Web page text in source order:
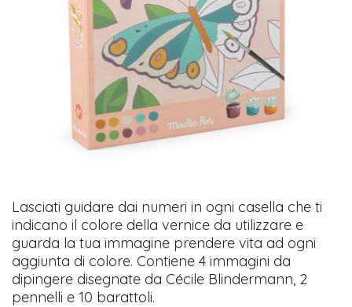
Lasciati guidare dai numeri in ogni casella che ti
indicano il colore della vernice da utilizzare e
guarda la tua immagine prendere vita ad ogni
aggiunta di colore. Contiene 4 immagini da
dipingere disegnate da Cécile Blindermann, 2
pennelli e 10 barattoli.